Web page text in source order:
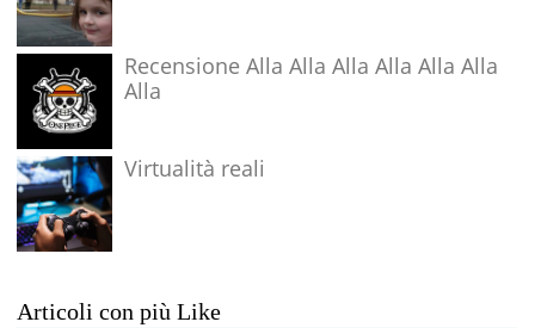
Recensione Alla Alla Alla Alla Alla Alla
Alla
Virtualità reali
Articoli con più Like